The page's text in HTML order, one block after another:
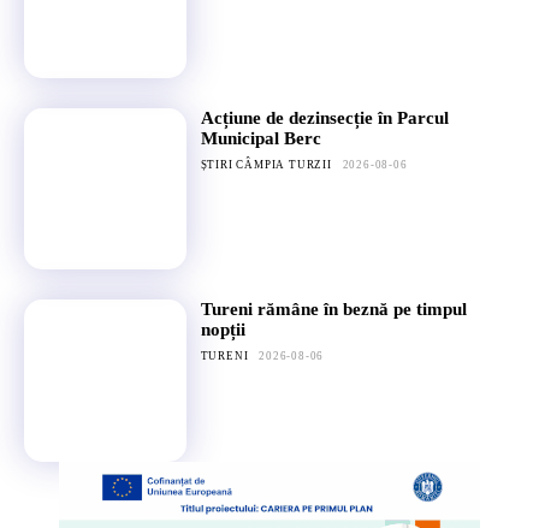
Acțiune de dezinsecție în Parcul
Municipal Berc
ȘTIRI CÂMPIA TURZII 2026-08-06
Tureni rămâne în beznă pe timpul
nopții
TURENI 2026-08-06